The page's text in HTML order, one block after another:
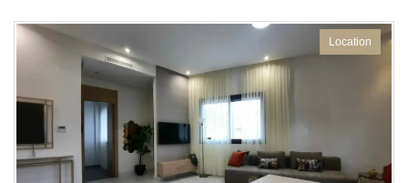
Location